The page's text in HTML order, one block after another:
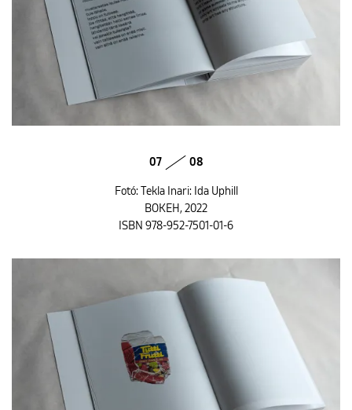
07 08
Fotó: Tekla Inari: Ida Uphill
BOKEH, 2022
ISBN 978-952-7501-01-6